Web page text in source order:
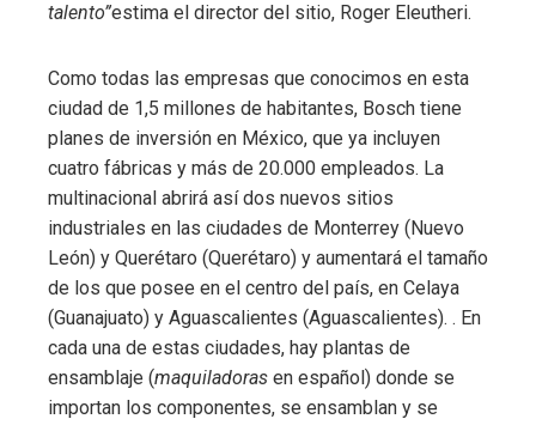
talento”estima el director del sitio, Roger Eleutheri.
Como todas las empresas que conocimos en esta
ciudad de 1,5 millones de habitantes, Bosch tiene
planes de inversión en México, que ya incluyen
cuatro fábricas y más de 20.000 empleados. La
multinacional abrirá así dos nuevos sitios
industriales en las ciudades de Monterrey (Nuevo
León) y Querétaro (Querétaro) y aumentará el tamaño
de los que posee en el centro del país, en Celaya
(Guanajuato) y Aguascalientes (Aguascalientes). . En
cada una de estas ciudades, hay plantas de
ensamblaje (maquiladoras en español) donde se
importan los componentes, se ensamblan y se